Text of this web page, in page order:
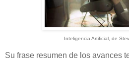
Inteligencia Artificial, de
Su frase resumen de los avances